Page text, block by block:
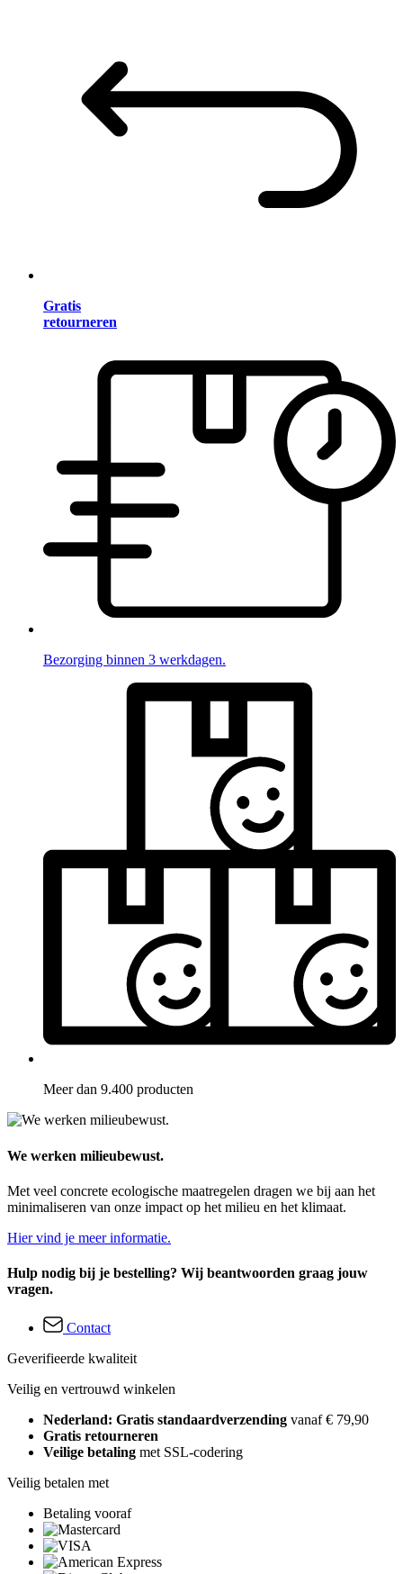
Gratis
retourneren
Bezorging binnen 3 werkdagen.
Meer dan 9.400 producten
We werken milieubewust.
Met veel concrete ecologische maatregelen dragen we bij aan het
minimaliseren van onze impact op het milieu en het klimaat.
Hier vind je meer informatie.
Hulp nodig bij je bestelling? Wij beantwoorden graag jouw
vragen.
Contact
Geverifieerde kwaliteit
Veilig en vertrouwd winkelen
Nederland: Gratis standaardverzending vanaf € 79,90
Gratis retourneren
Veilige betaling met SSL-codering
Veilig betalen met
Betaling vooraf